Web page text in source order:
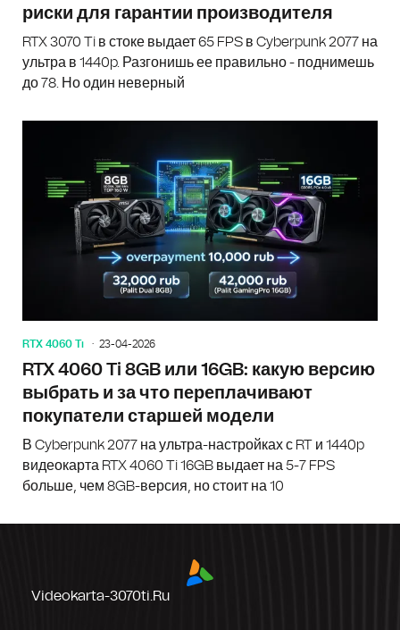
риски для гарантии производителя
RTX 3070 Ti в стоке выдает 65 FPS в Cyberpunk 2077 на
ультра в 1440p. Разгонишь ее правильно - поднимешь
до 78. Но один неверный
RTX 4060 Ti 23-04-2026
RTX 4060 Ti 8GB или 16GB: какую версию
выбрать и за что переплачивают
покупатели старшей модели
В Cyberpunk 2077 на ультра-настройках с RT и 1440p
видеокарта RTX 4060 Ti 16GB выдает на 5-7 FPS
больше, чем 8GB-версия, но стоит на 10
Videokarta-3070ti.ru